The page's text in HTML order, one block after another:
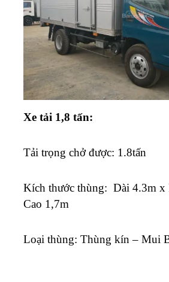
Xe tải 1,8 tấn:
Tải trọng chở được: 1.8tấn
Kích thước thùng: Dài 4.3m x
Cao 1,7m
Loại thùng: Thùng kín – Mui